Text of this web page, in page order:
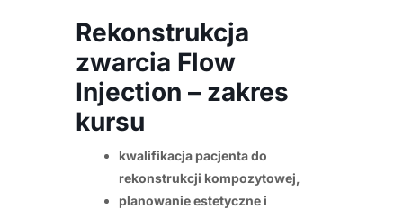
Rekonstrukcja
zwarcia Flow
Injection – zakres
kursu
kwalifikacja pacjenta do
rekonstrukcji kompozytowej,
planowanie estetyczne i